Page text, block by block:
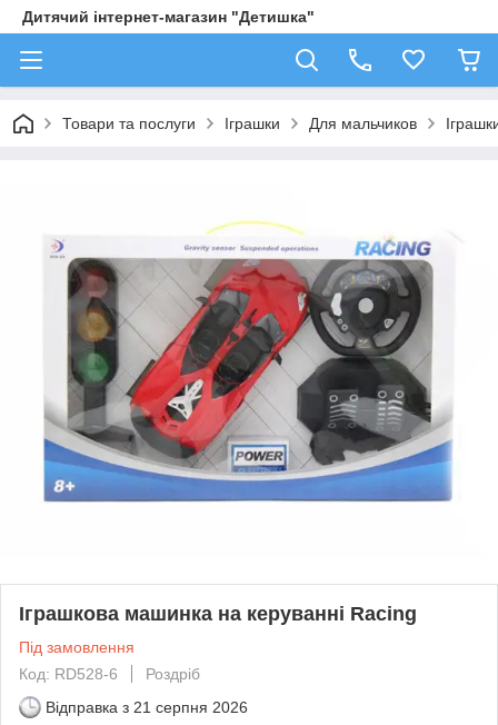
Дитячий інтернет-магазин "Детишка"
Товари та послуги Іграшки Для мальчиков
Іграшкова машинка на керуванні Racing
Під замовлення
Код: RD528-6
Роздріб
Відправка з 21 серпня 2026